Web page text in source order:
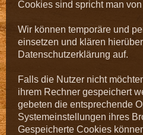
Cookies sind spricht man von
Wir können temporäre und
einsetzen und klären
Datenschutzerklärung auf.
Falls die Nutzer nicht
ihrem Rechner gespeichert
gebeten die entsprechende
Systemeinstellungen ihres
Gespeicherte Cookies